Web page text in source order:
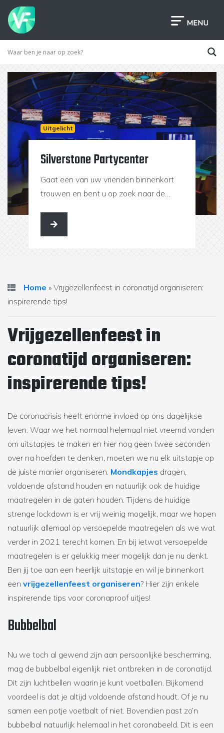
Uitgelicht
Silverstone Partycenter
Gaat een van uw vrienden binnenkort
trouwen en bent u op zoek naar de
onvergetelijk vrijgezellenfeest? Bij ons
kunt …
Home » Vrijgezellenfeest in coronatijd organiseren:
inspirerende tips!
Vrijgezellenfeest in
coronatijd organiseren:
inspirerende tips!
De coronacrisis heeft enorme invloed op ons dagelijkse
leven. Waar we het normaal helemaal niet vreemd vonden
om uitstapjes te maken en hier nog geen twee seconden
over na hoefden te denken, moeten we nu elk uitstapje op
de juiste manier organiseren. Mondkapjes dragen,
voldoende afstand houden en natuurlijk ook de huidige
maatregelen in de gaten houden. Tijdens de huidige
strenge lockdown is er vrij weinig mogelijk, maar we hopen
natuurlijk allemaal op versoepelde maatregelen als we wat
verder in 2021 terecht komen. En bij ietwat versoepelde
maatregelen is er gelukkig meer mogelijk dan je nu denkt.
Ben jij toe aan een heerlijk uitstapje en wil je binnenkort
een vrijgezellenfeest organiseren? Hier zijn enkele
inspirerende tips voor coronaproof uitjes!
Bubbelbal
Nu we toch al gewend zijn aan persoonlijke bescherming,
mag de bubbelbal eigenlijk niet ontbreken in de coronatijd.
Dit zijn luchtbellen waarin je kunt voetballen. Bijkomend
voordeel is dat je altijd voldoende afstand houdt. Of je nu
samen een potje voetbalt of niet. Bovendien past zo’n
bubbelbal natuurlijk helemaal in het coronabeeld. Dit is een